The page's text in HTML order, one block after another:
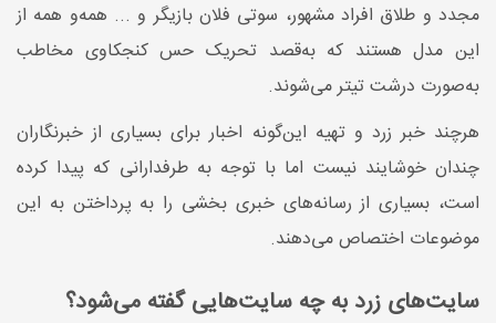
مجدد و طلاق افراد مشهور، سوتی فلان بازیگر و ... همه‌و همه از
این مدل هستند که به‌قصد تحریک حس کنجکاوی مخاطب
به‌صورت درشت تیتر می‌شوند.
هرچند خبر زرد و تهیه این‌گونه اخبار برای بسیاری از خبرنگاران
چندان خوشایند نیست اما با توجه‌ به طرفدارانی که پیدا کرده
است، بسیاری از رسانه‌های خبری بخشی را به پرداختن به این
موضوعات اختصاص می‌دهند.
سایت‌های زرد به چه سایت‌هایی گفته می‌شود؟